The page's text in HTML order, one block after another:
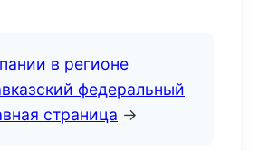
в регионе
федеральный
страница →